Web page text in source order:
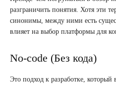
разграничить понятия. Хотя эти
синонимы, между ними есть
влияет на выбор платформы для
No-code (Без кода)
Это подход к разработке, который